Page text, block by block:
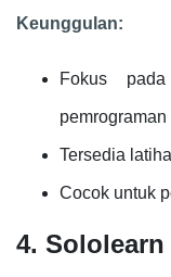
Keunggulan:
Fokus
pemrograman
Tersedia
Cocok untuk
4. Sololearn